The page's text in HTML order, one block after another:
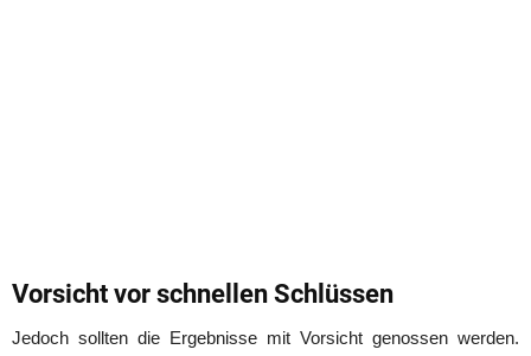
Vorsicht vor schnellen Schlüssen
Jedoch sollten die Ergebnisse mit Vorsicht genossen werden.